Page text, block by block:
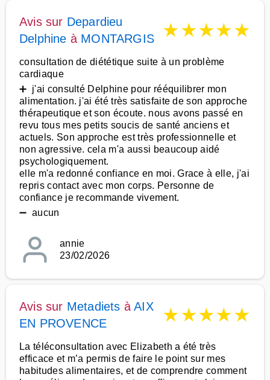
Avis sur Depardieu
Delphine à MONTARGIS ★★★★★
consultation de diététique suite à un problème
cardiaque
➕ j'ai consulté Delphine pour rééquilibrer mon
alimentation. j'ai été très satisfaite de son approche
thérapeutique et son écoute. nous avons passé en
revu tous mes petits soucis de santé anciens et
actuels. Son approche est très professionnelle et
non agressive. cela m'a aussi beaucoup aidé
psychologiquement.
elle m'a redonné confiance en moi. Grace à elle, j'ai
repris contact avec mon corps. Personne de
confiance je recommande vivement.
➖ aucun
annie
23/02/2026
Avis sur Metadiets àAIX
EN PROVENCE
★★★★★
La téléconsultation avec Elizabeth a été très
efficace et m’a permis de faire le point sur mes
habitudes alimentaires, et de comprendre comment